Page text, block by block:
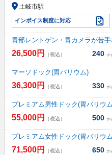
土岐市駅
インボイス制度に対応
胃部レントゲン・胃カメラが苦
26,500円 （税込） 240 ポ
マーソドック(胃バリウム)
36,300円 （税込） 330 ポ
プレミアム男性ドック(胃バリウ
55,000円 （税込） 500 ポ
プレミアム女性ドック(胃バリウ
71,500円 （税込） 650 ポ